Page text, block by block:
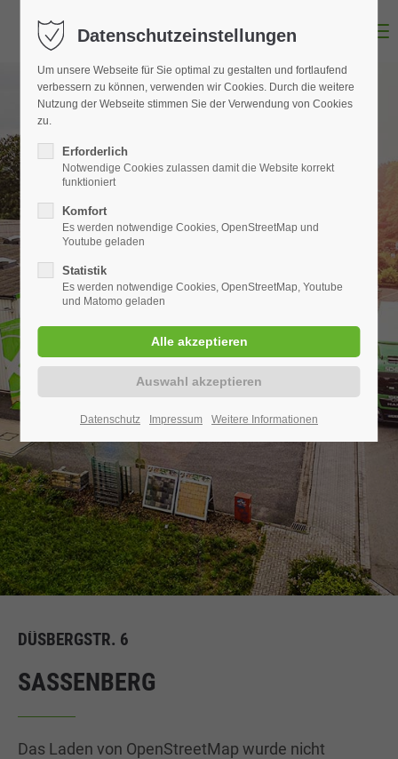
DÜSBERGSTR. 6
SASSENBERG
Das Laden von OpenStreetMap wurde nicht
Datenschutzeinstellungen
Um unsere Webseite für Sie optimal zu gestalten und fortlaufend
verbessern zu können, verwenden wir Cookies. Durch die weitere
Nutzung der Webseite stimmen Sie der Verwendung von Cookies
zu.
Erforderlich
Notwendige Cookies zulassen damit die Website korrekt
funktioniert
Komfort
Es werden notwendige Cookies, OpenStreetMap und
Youtube geladen
Statistik
Es werden notwendige Cookies, OpenStreetMap, Youtube
und Matomo geladen
Datenschutz Impressum Weitere Informationen